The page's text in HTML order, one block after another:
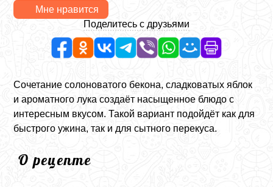
Мне нравится
Поделитесь с друзьями
Сочетание солоноватого бекона, сладковатых яблок
и ароматного лука создаёт насыщенное блюдо с
интересным вкусом. Такой вариант подойдёт как для
быстрого ужина, так и для сытного перекуса.
О рецепте